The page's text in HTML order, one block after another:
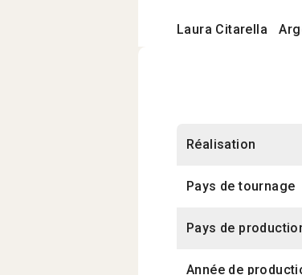
Laura Citarella
Réalisation
Pays de tournage
Pays de
Année de